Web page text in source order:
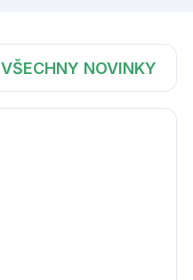
VŠECHNY NOVINKY